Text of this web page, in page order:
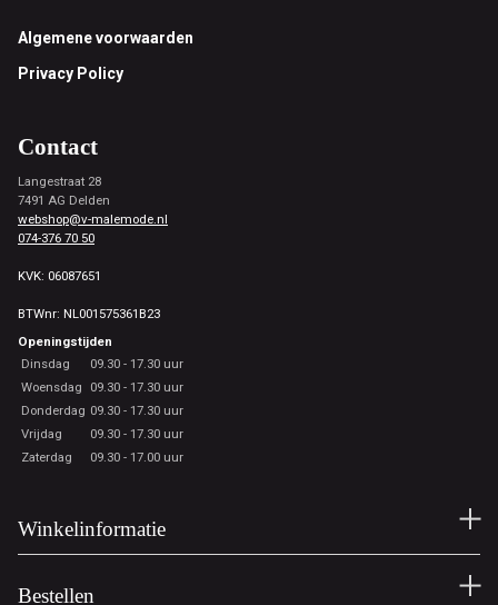
Footer
Algemene voorwaarden
Privacy Policy
Contact
Langestraat 28
7491 AG Delden
webshop@v-malemode.nl
074-376 70 50
KVK: 06087651
BTWnr: NL001575361B23
Openingstijden
Dinsdag
09.30 - 17.30 uur
Woensdag
09.30 - 17.30 uur
Donderdag 09.30 - 17.30 uur
Vrijdag
09.30 - 17.30 uur
Zaterdag
09.30 - 17.00 uur
Winkelinformatie
Bestellen